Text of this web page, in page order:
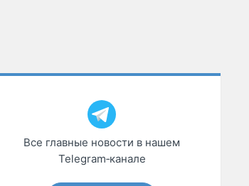
Все главные новости в нашем
Telegram‑канале